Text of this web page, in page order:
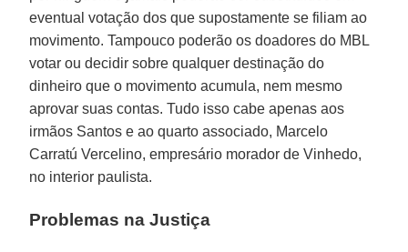
eventual votação dos que supostamente se filiam ao
movimento. Tampouco poderão os doadores do MBL
votar ou decidir sobre qualquer destinação do
dinheiro que o movimento acumula, nem mesmo
aprovar suas contas. Tudo isso cabe apenas aos
irmãos Santos e ao quarto associado, Marcelo
Carratú Vercelino, empresário morador de Vinhedo,
no interior paulista.
Problemas na Justiça